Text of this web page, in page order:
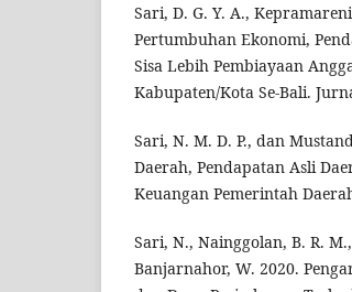
Sari, D. G. Y. A.,
Pertumbuhan Ekonomi,
Sisa Lebih Pembiayaan
Kabupaten/Kota Se-Bali.
Sari, N. M. D. P., dan
Daerah, Pendapatan Asli
Keuangan Pemerintah
Sari, N., Nainggolan, B. R.
Banjarnahor, W. 2020.